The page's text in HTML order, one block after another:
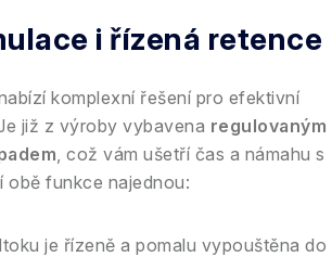
i řízená retence
komplexní řešení pro efektivní
již z výroby vybavena regulovaným
, což vám ušetří čas a námahu s
obě funkce najednou:
je řízeně a pomalu vypouštěna do